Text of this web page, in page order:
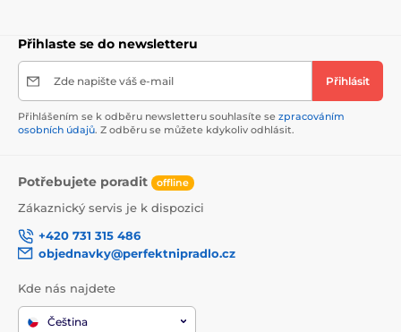
Přihlaste se do newsletteru
Zde napište váš e-mail Přihlásit
Přihlášením se k odběru newsletteru souhlasíte se zpracováním
osobních údajů. Z odběru se můžete kdykoliv odhlásit.
Potřebujete poradit offline
Zákaznický servis je k dispozici
+420 731 315 486
objednavky@perfektnipradlo.cz
Kde nás najdete
Čeština